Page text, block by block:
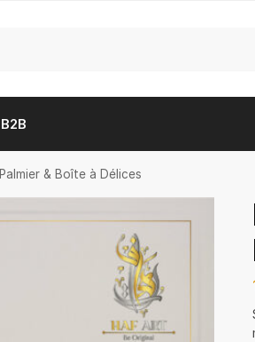
B2B
Palmier & Boîte à Délices